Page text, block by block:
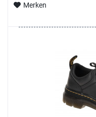
Merken